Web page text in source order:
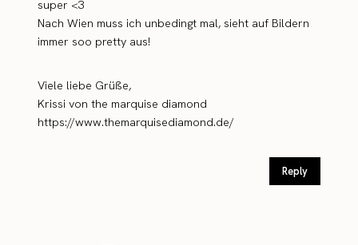
super <3
Nach Wien muss ich unbedingt mal, sieht auf Bildern
immer soo pretty aus!
Viele liebe Grüße,
Krissi von the marquise diamond
https://www.themarquisediamond.de/
Reply